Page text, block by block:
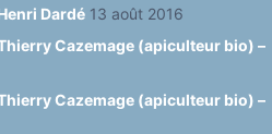
Dardé 13 août 2016
Cazemage (apiculteur bio) –
Cazemage (apiculteur bio) –